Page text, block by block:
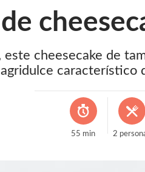
de
cheesecake de
agridulce característico
55 min 2